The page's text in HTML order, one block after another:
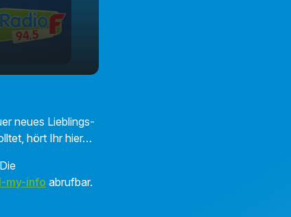
neues Lieblings-
hört Ihr hier…
my-info abrufbar.